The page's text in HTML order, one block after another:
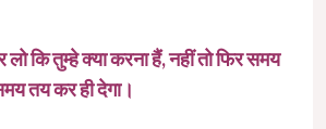
कि तुम्हे क्या करना हैं, नहीं तो फिर समय
तय कर ही देगा।